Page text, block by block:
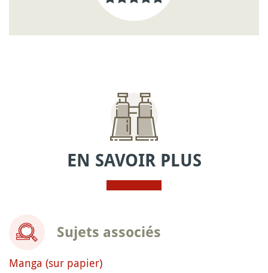
EN SAVOIR PLUS
Sujets associés
Manga (sur papier)